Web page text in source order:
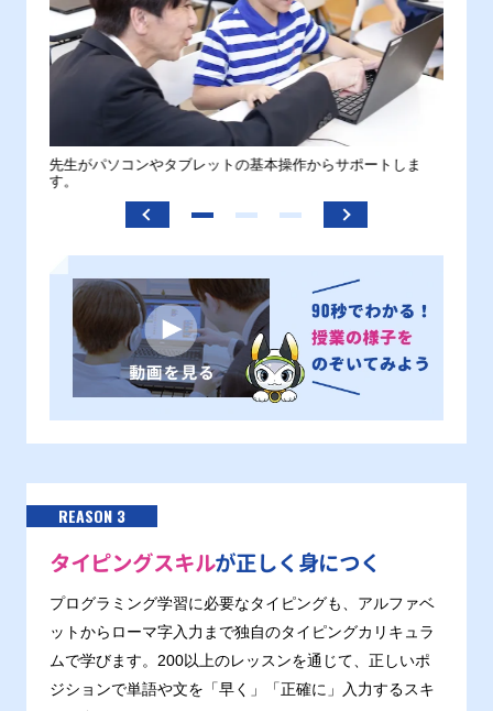
先生がパソコンやタブレットの基本操作からサポートしま
す。
REASON 3
タイピングスキルが正しく身につく
プログラミング学習に必要なタイピングも、アルファベ
ットからローマ字入力まで独自のタイピングカリキュラ
ムで学びます。200以上のレッスンを通じて、正しいポ
ジションで単語や文を「早く」「正確に」入力するスキ